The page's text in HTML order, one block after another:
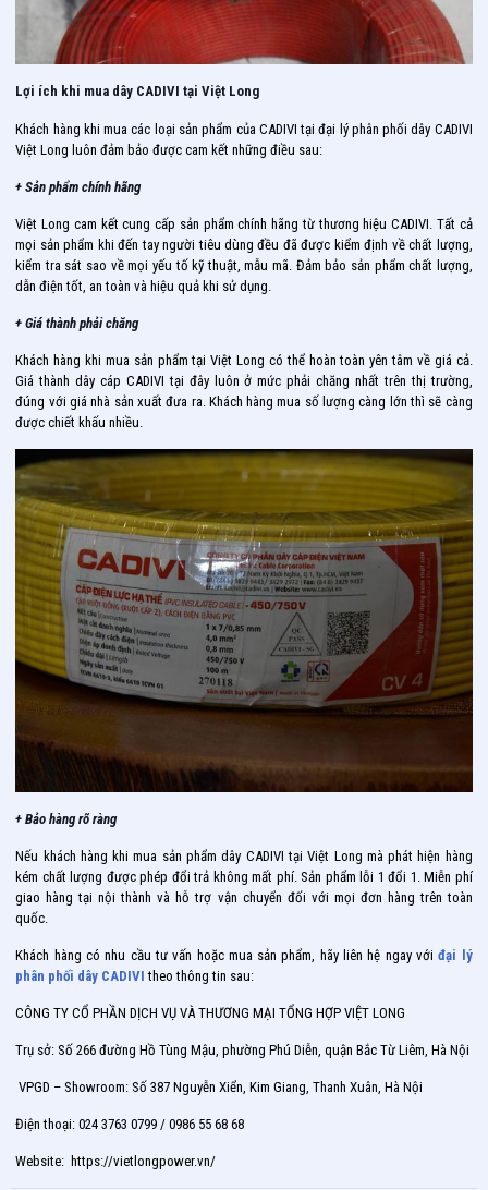
Lợi ích khi mua dây CADIVI tại Việt Long
Khách hàng khi mua các loại sản phẩm của CADIVI tại đại lý phân phối dây CADIVI
Việt Long luôn đảm bảo được cam kết những điều sau:
+ Sản phẩm chính hãng
Việt Long cam kết cung cấp sản phẩm chính hãng từ thương hiệu CADIVI. Tất cả
mọi sản phẩm khi đến tay người tiêu dùng đều đã được kiểm định về chất lượng,
kiểm tra sát sao về mọi yếu tố kỹ thuật, mẫu mã. Đảm bảo sản phẩm chất lượng,
dẫn điện tốt, an toàn và hiệu quả khi sử dụng.
+ Giá thành phải chăng
Khách hàng khi mua sản phẩm tại Việt Long có thể hoàn toàn yên tâm về giá cả.
Giá thành dây cáp CADIVI tại đây luôn ở mức phải chăng nhất trên thị trường,
đúng với giá nhà sản xuất đưa ra. Khách hàng mua số lượng càng lớn thì sẽ càng
được chiết khấu nhiều.
+ Bảo hàng rõ ràng
Nếu khách hàng khi mua sản phẩm dây CADIVI tại Việt Long mà phát hiện hàng
kém chất lượng được phép đổi trả không mất phí. Sản phẩm lỗi 1 đổi 1. Miễn phí
giao hàng tại nội thành và hỗ trợ vận chuyển đối với mọi đơn hàng trên toàn
quốc.
Khách hàng có nhu cầu tư vấn hoặc mua sản phẩm, hãy liên hệ ngay vớiđại lý
phân phối dây CADIVI theo thông tin sau:
CÔNG TY CỔ PHẦN DỊCH VỤ VÀ THƯƠNG MẠI TỔNG HỢP VIỆT LONG
Trụ sở: Số 266 đường Hồ Tùng Mậu, phường Phú Diễn, quận Bắc Từ Liêm, Hà Nội
VPGD – Showroom: Số 387 Nguyễn Xiển, Kim Giang, Thanh Xuân, Hà Nội
Điện thoại: 024 3763 0799 / 0986 55 68 68
Website: https://vietlongpower.vn/